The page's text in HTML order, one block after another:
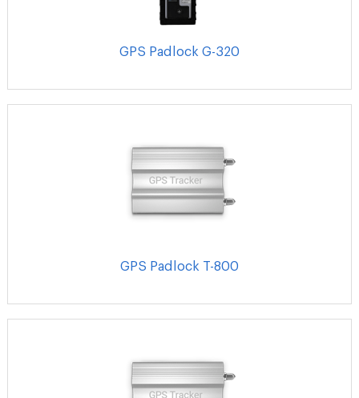
GPS Padlock G-320
GPS Padlock T-800